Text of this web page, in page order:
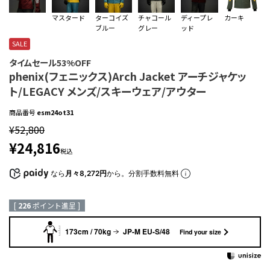
マスタード
ターコイズ
ブルー
チャコール
グレー
ディープレ
ッド
カーキ
SALE
タイムセール53%OFF
phenix(フェニックス)Arch Jacket アーチジャケッ
ト/LEGACY メンズ/スキーウェア/アウター
商品番号 esm24ot31
¥52,800
¥24,816税込
なら 月々8,272円から。分割手数料無料
[ 226ポイント進呈 ]
173cm / 70kg JP-M EU-S/48 Find your size